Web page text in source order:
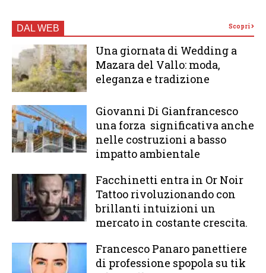
DAL WEB Scopri
Una giornata di Wedding a
Mazara del Vallo: moda,
eleganza e tradizione
Giovanni Di Gianfrancesco
una forza significativa anche
nelle costruzioni a basso
impatto ambientale
Facchinetti entra in Or Noir
Tattoo rivoluzionando con
brillanti intuizioni un
mercato in costante crescita.
Francesco Panaro panettiere
di professione spopola su tik